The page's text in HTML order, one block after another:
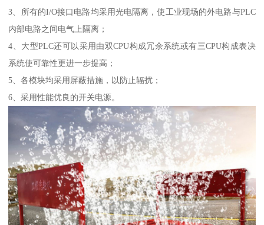
3、所有的I/O接口电路均采用光电隔离，使工业现场的外电路与PLC
内部电路之间电气上隔离；
4、大型PLC还可以采用由双CPU构成冗余系统或有三CPU构成表决
系统使可靠性更进一步提高；
5、各模块均采用屏蔽措施，以防止辐扰；
6、采用性能优良的开关电源。